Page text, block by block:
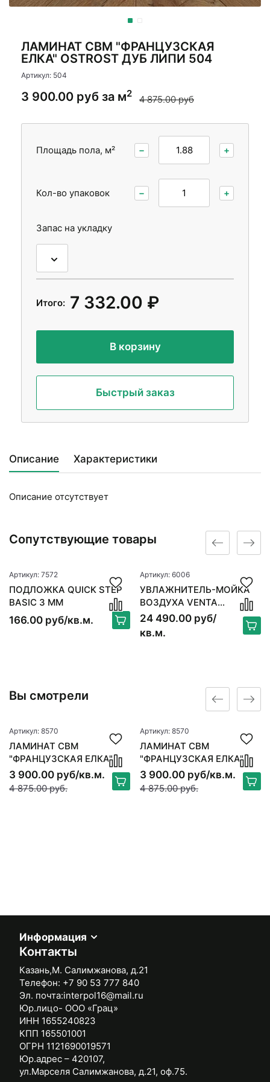
ЛАМИНАТ CBM "ФРАНЦУЗСКАЯ
ЕЛКА" OSTROST ДУБ ЛИПИ 504
Артикул: 504
3 900.00 руб за м2
4 875.00 руб
Площадь пола, м² − +
Кол-во упаковок − +
Запас на укладку
Итого: 7 332.00 ₽
В корзину
Быстрый заказ
Описание Характеристики
Описание отсутствует
Сопутствующие товары
Артикул: 7572
ПОДЛОЖКА QUICK STEP
BASIC 3 ММ
166.00 руб/кв.м.
Артикул: 6006
УВЛАЖНИТЕЛЬ-МОЙКА
ВОЗДУХА VENTA
ORIGINAL LW15, БЕЛЫЙ
24 490.00 руб/
кв.м.
Вы смотрели
Артикул: 8570
ЛАМИНАТ CBM
"ФРАНЦУЗСКАЯ ЕЛКА"
OSTROST ДУБ ЛИПИ 504
3 900.00 руб/кв.м.
4 875.00 руб.
Артикул: 8570
ЛАМИНАТ CBM
"ФРАНЦУЗСКАЯ ЕЛКА"
OSTROST ДУБ ЛИПИ 504
3 900.00 руб/кв.м.
4 875.00 руб.
Информация
Контакты
Казань,М. Салимжанова, д.21
Телефон: +7 90 53 777 840
Эл. почта:interpol16@mail.ru
Юр.лицо- ООО «Грац»
ИНН 1655240823
КПП 165501001
ОГРН 1121690019571
Юр.адрес – 420107,
ул.Марселя Салимжанова, д.21, оф.75.
Стеновые панели
Стеновые панели